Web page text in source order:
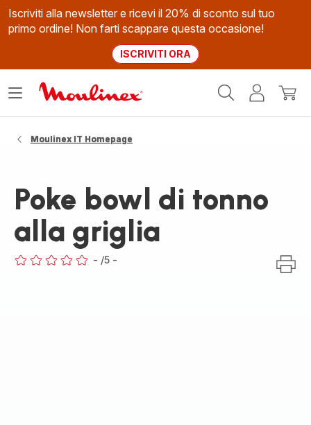
Iscriviti alla newsletter e ricevi il 20% di sconto sul tuo
primo ordine! Non farti scappare questa occasione!
ISCRIVITI ORA
Il
Apri
Moulinex IT Homepage
Poke bowl di tonno
alla griglia
- /5 -